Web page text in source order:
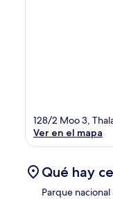
128/2 Moo 3,
Ver en el mapa
Qué hay
Parque nacional